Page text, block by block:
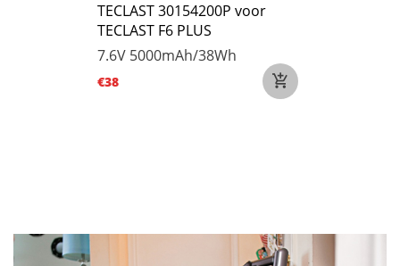
TECLAST 30154200P voor
TECLAST F6 PLUS
7.6V 5000mAh/38Wh
€38